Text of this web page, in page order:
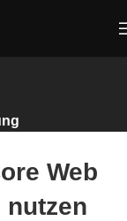
Web
nutzen